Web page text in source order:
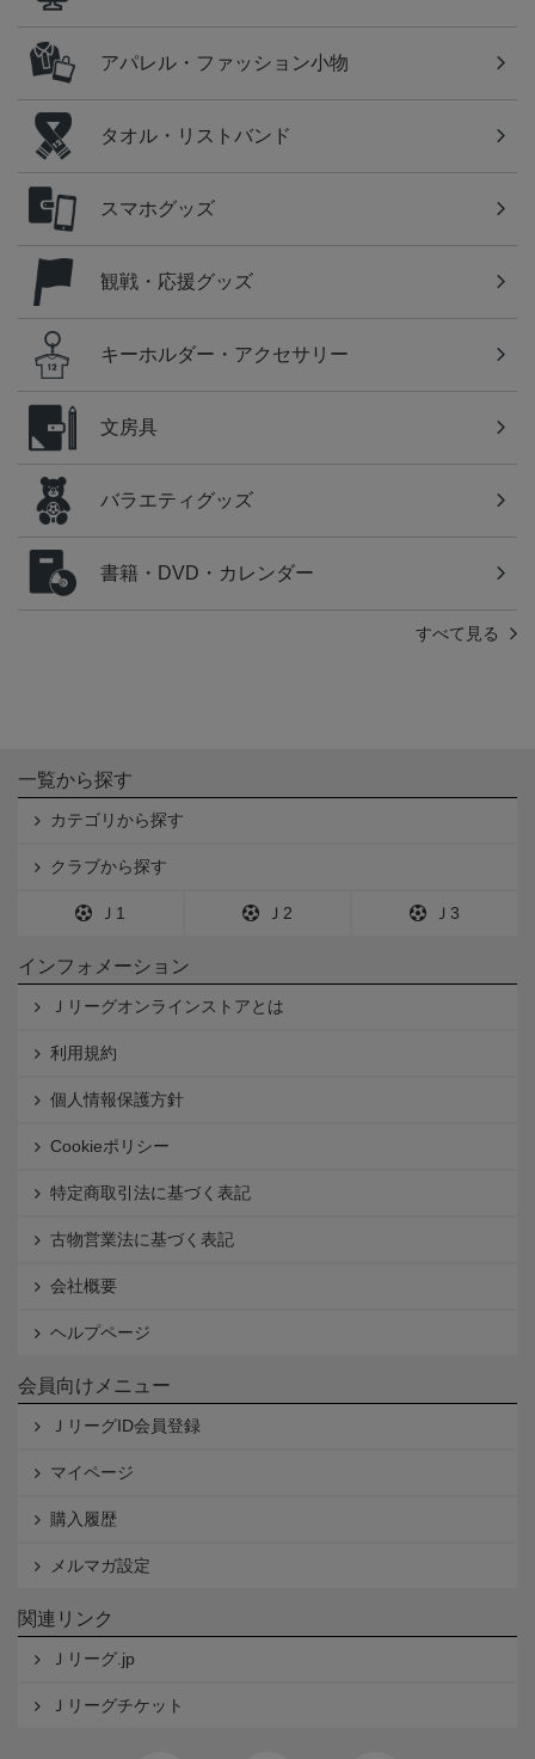
アパレル・ファッション小物
タオル・リストバンド
スマホグッズ
観戦・応援グッズ
キーホルダー・アクセサリー
文房具
バラエティグッズ
書籍・DVD・カレンダー
すべて見る
一覧から探す
カテゴリから探す
クラブから探す
Ｊ1 Ｊ2 Ｊ3
インフォメーション
Ｊリーグオンラインストアとは
利用規約
個人情報保護方針
Cookieポリシー
特定商取引法に基づく表記
古物営業法に基づく表記
会社概要
ヘルプページ
会員向けメニュー
ＪリーグID会員登録
マイページ
購入履歴
メルマガ設定
関連リンク
Ｊリーグ.jp
Ｊリーグチケット